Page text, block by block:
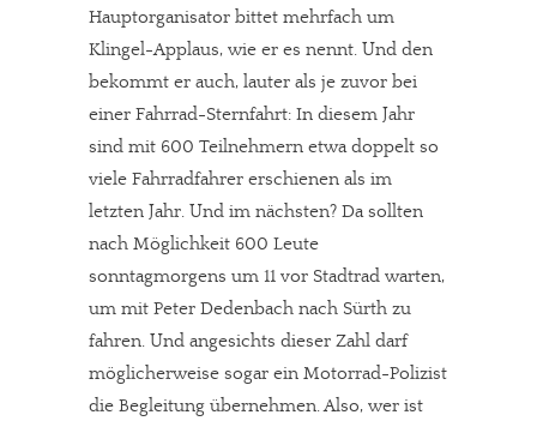
Hauptorganisator bittet mehrfach um
Klingel-Applaus, wie er es nennt. Und den
bekommt er auch, lauter als je zuvor bei
einer Fahrrad-Sternfahrt: In diesem Jahr
sind mit 600 Teilnehmern etwa doppelt so
viele Fahrradfahrer erschienen als im
letzten Jahr. Und im nächsten? Da sollten
nach Möglichkeit 600 Leute
sonntagmorgens um 11 vor Stadtrad warten,
um mit Peter Dedenbach nach Sürth zu
fahren. Und angesichts dieser Zahl darf
möglicherweise sogar ein Motorrad-Polizist
die Begleitung übernehmen. Also, wer ist